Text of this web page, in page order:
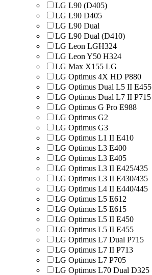
LG L90 (D405)
LG L90 D405
LG L90 Dual
LG L90 Dual (D410)
LG Leon LGH324
LG Leon Y50 H324
LG Max X155 LG
LG Optimus 4X HD P880
LG Optimus Dual L5 II E455
LG Optimus Dual L7 II P715
LG Optimus G Pro E988
LG Optimus G2
LG Optimus G3
LG Optimus L1 II E410
LG Optimus L3 E400
LG Optimus L3 E405
LG Optimus L3 II E425/435
LG Optimus L3 II E430/435
LG Optimus L4 II E440/445
LG Optimus L5 E612
LG Optimus L5 E615
LG Optimus L5 II E450
LG Optimus L5 II E455
LG Optimus L7 Dual P715
LG Optimus L7 II P713
LG Optimus L7 P705
LG Optimus L70 Dual D325